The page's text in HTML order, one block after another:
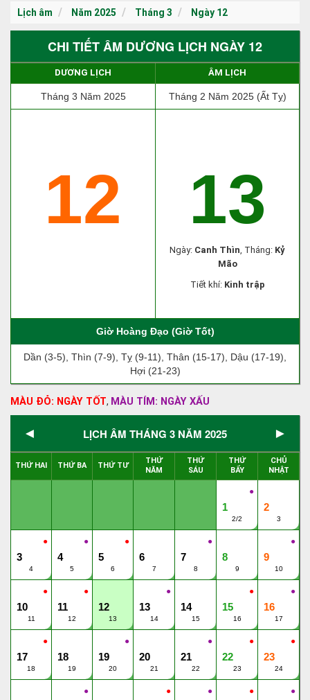
Lịch âm Năm 2025 Tháng 3 Ngày 12
CHI TIẾT ÂM DƯƠNG LỊCH NGÀY 12
DƯƠNG LỊCH ÂM LỊCH
Tháng 3 Năm 2025 Tháng 2 Năm 2025 (Ất Tỵ)
12 13
Ngày: Canh Thìn, Tháng: Kỷ
Mão
Tiết khí: Kinh trập
Giờ Hoàng Đạo (Giờ Tốt)
Dần (3-5), Thìn (7-9), Tỵ (9-11), Thân (15-17), Dậu (17-19),
Hợi (21-23)
MÀU ĐỎ: NGÀY TỐT, MÀU TÍM: NGÀY XẤU
◄ LỊCH ÂM THÁNG 3 NĂM 2025 ►
THỨ HAI THỨ BA THỨ TƯ
THỨ
NĂM
THỨ
SÁU
THỨ
BẨY
CHỦ
NHẬT
●
1
2/2
2
3
●
3
4
●
4
5
●
5
6
6
7
●
7
8
8
9
●
9
10
●
10
11
●
11
12
12
13
●
13
14
14
15
●
15
16
●
16
17
●
17
18
18
19
●
19
20
20
21
●
21
22
●
22
23
●
23
24
● ● ● ● ●